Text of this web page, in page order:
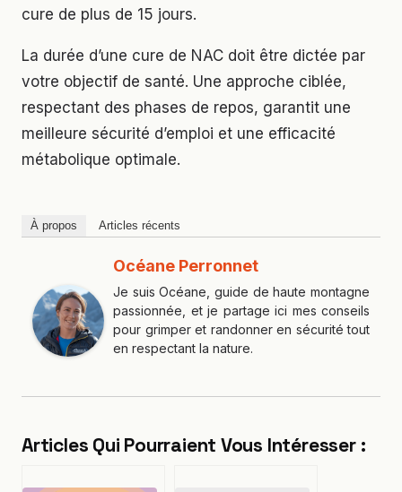
cure de plus de 15 jours.
La durée d’une cure de NAC doit être dictée par
votre objectif de santé. Une approche ciblée,
respectant des phases de repos, garantit une
meilleure sécurité d’emploi et une efficacité
métabolique optimale.
À propos Articles récents
Océane Perronnet
Je suis Océane, guide de haute montagne
passionnée, et je partage ici mes conseils
pour grimper et randonner en sécurité tout
en respectant la nature.
Articles Qui Pourraient Vous Intéresser :